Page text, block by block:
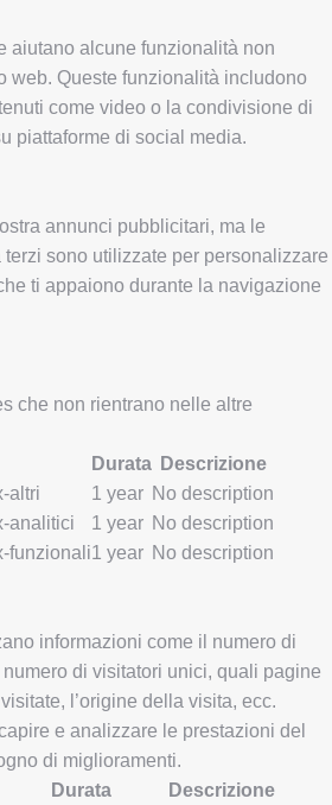
aiutano alcune funzionalità non
web. Queste funzionalità includono
come video o la condivisione di
piattaforme di social media.
annunci pubblicitari, ma le
sono utilizzate per personalizzare
ti appaiono durante la navigazione
che non rientrano nelle altre
Durata Descrizione
altri
1 year No description
analitici
1 year No description
funzionali1 year No description
informazioni come il numero di
di visitatori unici, quali pagine
l’origine della visita, ecc.
e analizzare le prestazioni del
di miglioramenti.
Durata Descrizione